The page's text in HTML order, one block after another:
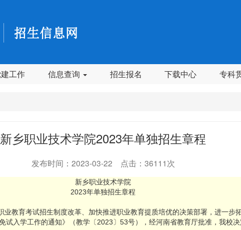
工作 信息查询 招生报名 下载中心 专科
新乡职业技术学院2023年单独招生章程
发布时间：2023-03-22 点击：36111次
新乡职业技术学院
2023年单独招生章程
教育考试招生制度改革、加快推进职业教育提质培优的决策部署，进一步
试入学工作的通知》（教学〔2023〕53号），经河南省教育厅批准，我校